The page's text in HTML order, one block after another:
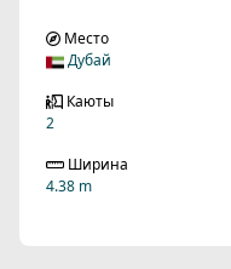
Место
Дубай
Каюты
2
Ширина
4.38 m